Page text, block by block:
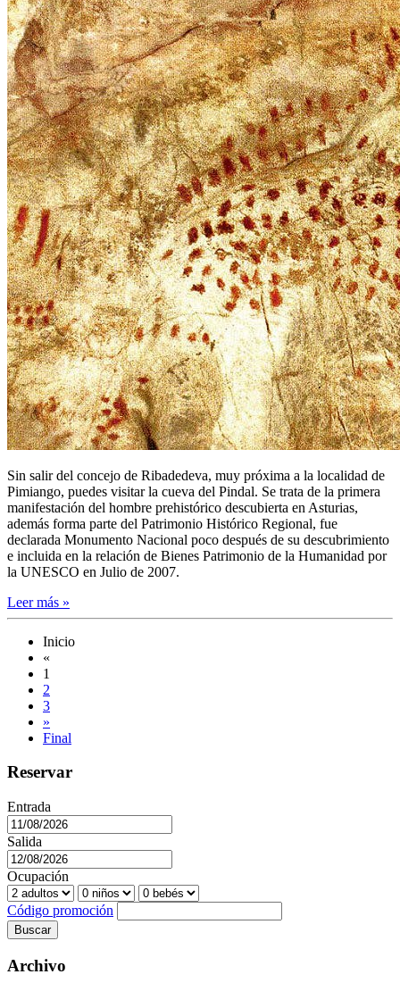
Sin salir del concejo de Ribadedeva, muy próxima a la localidad de
Pimiango, puedes visitar la cueva del Pindal. Se trata de la primera
manifestación del hombre prehistórico descubierta en Asturias,
además forma parte del Patrimonio Histórico Regional, fue
declarada Monumento Nacional poco después de su descubrimiento
e incluida en la relación de Bienes Patrimonio de la Humanidad por
la UNESCO en Julio de 2007.
Leer más »
Inicio
«
1
2
3
»
Final
Reservar
Entrada
Salida
Ocupación
Código promoción
Buscar
Archivo